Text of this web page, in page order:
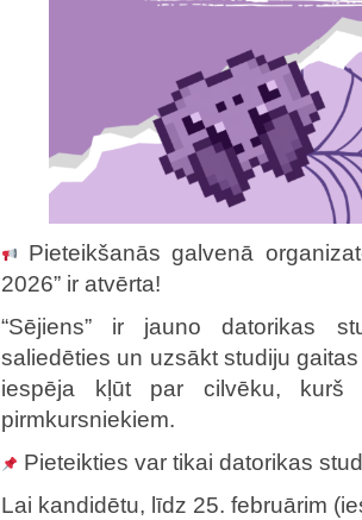
Pieteikšanās galvenā
2026” ir atvērta!
“Sējiens” ir jauno datorikas
saliedēties un uzsākt studiju
iespēja kļūt par cilvēku, kurš
pirmkursniekiem.
Pieteikties var tikai datorikas
Lai kandidētu, līdz 25. februārim